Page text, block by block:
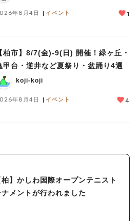
年8月4日 イベント 1
【柏市】8/7(金)‐9(日) 開催！緑ヶ丘・
甲台・逆井など夏祭り・盆踊り4選
koji-koji
年8月4日 イベント 4
柏】かしわ国際オープンテニスト
ナメントが行われました
フェ
教えて投稿記事